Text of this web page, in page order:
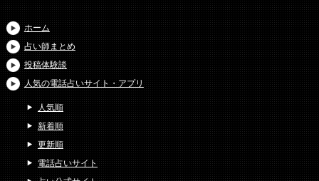
ホーム
占い師まとめ
投稿体験談
人気の電話占いサイト・アプリ
人気順
新着順
更新順
電話占いサイト